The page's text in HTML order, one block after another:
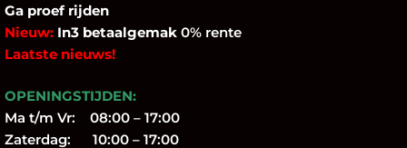
Ga proef rijden
Nieuw: In3 betaalgemak 0% rente
Laatste nieuws!
OPENINGSTIJDEN:
Ma t/m Vr: 08:00 – 17:00
Zaterdag: 10:00 – 17:00